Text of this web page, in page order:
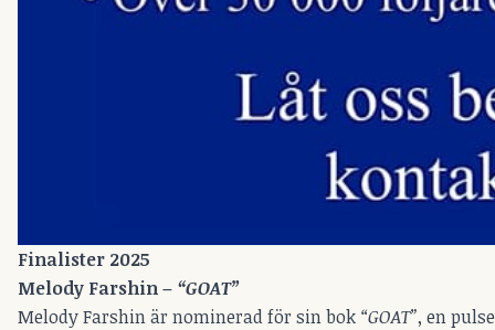
Finalister 2025
Melody Farshin – “GOAT”
Melody Farshin är nominerad för sin bok “GOAT”, en